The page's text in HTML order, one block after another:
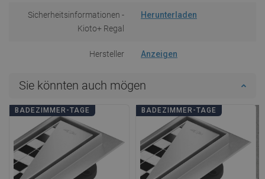
Sicherheitsinformationen -
Kioto+ Regal
Herunterladen
Hersteller Anzeigen
Sie könnten auch mögen
BADEZIMMER-TAGE BADEZIMMER-TAGE